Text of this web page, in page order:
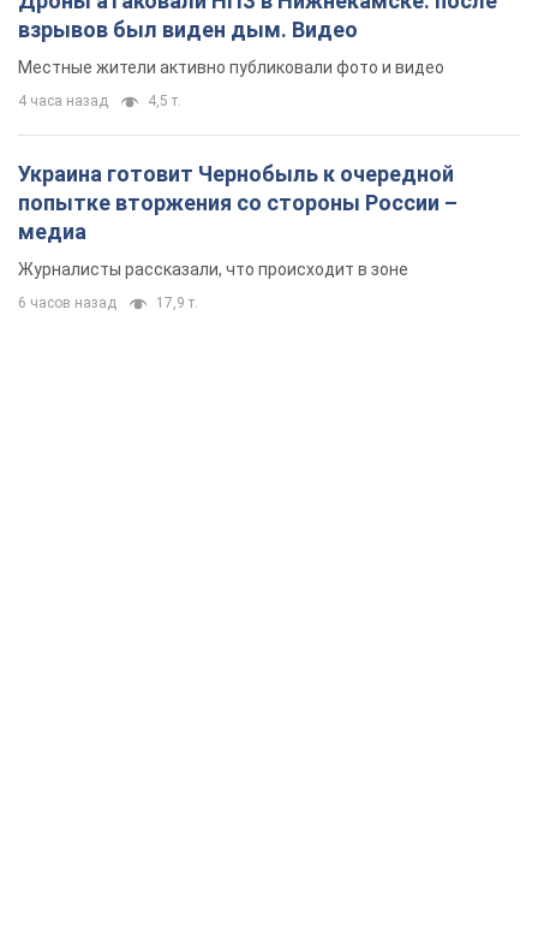
взрывов был виден дым. Видео
Местные жители активно публиковали фото и видео
4 часа назад 4,5 т.
Украина готовит Чернобыль к очередной
попытке вторжения со стороны России –
медиа
Журналисты рассказали, что происходит в зоне
6 часов назад 17,9 т.